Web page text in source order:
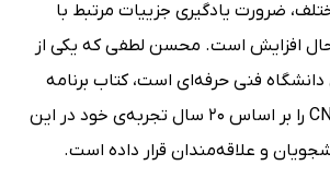
ضرورت یادگیری جزییات مرتبط با
حال افزایش است. محسن لطفی که یکی از
فنی حرفه‌ای‌ است، کتاب برنامه
نویسی و اپراتوری CNC را بر اساس 20 سال تجربه‌ی خود در این
و علاقه‌مندان قرار داده است.